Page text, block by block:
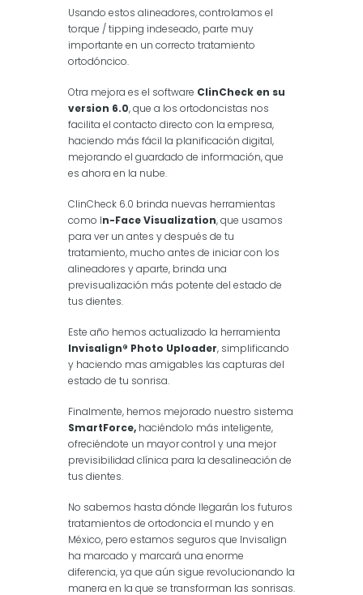
Usando estos alineadores, controlamos el
torque / tipping indeseado, parte muy
importante en un correcto tratamiento
ortodóncico.
Otra mejora es el software ClinCheck en su
version 6.0, que a los ortodoncistas nos
facilita el contacto directo con la empresa,
haciendo más fácil la planificación digital,
mejorando el guardado de información, que
es ahora en la nube.
ClinCheck 6.0 brinda nuevas herramientas
como In-Face Visualization, que usamos
para ver un antes y después de tu
tratamiento, mucho antes de iniciar con los
alineadores y aparte, brinda una
previsualización más potente del estado de
tus dientes.
Este año hemos actualizado la herramienta
Invisalign® Photo Uploader, simplificando
y haciendo mas amigables las capturas del
estado de tu sonrisa.
Finalmente, hemos mejorado nuestro sistema
SmartForce, haciéndolo más inteligente,
ofreciéndote un mayor control y una mejor
previsibilidad clínica para la desalineación de
tus dientes.
No sabemos hasta dónde llegarán los futuros
tratamientos de ortodoncia el mundo y en
México, pero estamos seguros que Invisalign
ha marcado y marcará una enorme
diferencia, ya que aún sigue revolucionando la
manera en la que se transforman las sonrisas.